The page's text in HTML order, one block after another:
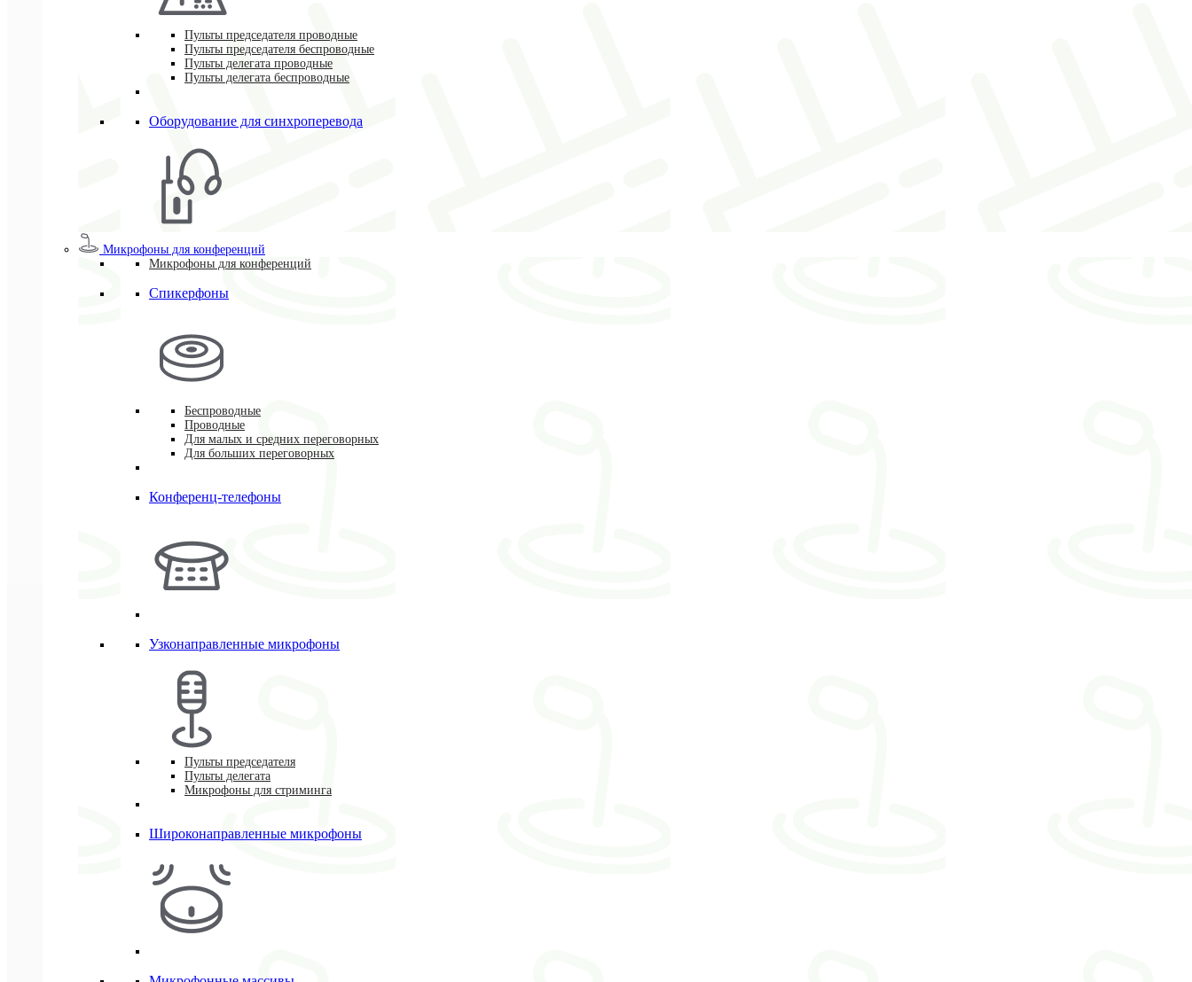
Пульты председателя проводные
Пульты председателя беспроводные
Пульты делегата проводные
Пульты делегата беспроводные
Оборудование для синхроперевода
Микрофоны для конференций
Микрофоны для конференций
Спикерфоны
Беспроводные
Проводные
Для малых и средних переговорных
Для больших переговорных
Конференц-телефоны
Узконаправленные микрофоны
Пульты председателя
Пульты делегата
Микрофоны для стриминга
Широконаправленные микрофоны